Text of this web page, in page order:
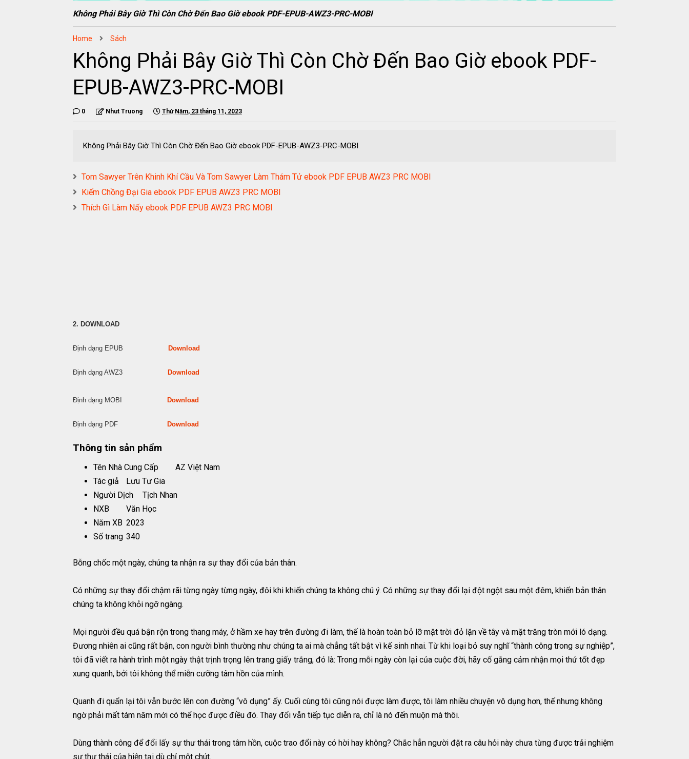
Không Phải Bây Giờ Thì Còn Chờ Đến Bao Giờ ebook PDF-EPUB-AWZ3-PRC-MOBI
Home Sách
Không Phải Bây Giờ Thì Còn Chờ Đến Bao Giờ ebook PDF-
EPUB-AWZ3-PRC-MOBI
0 Nhut Truong Thứ Năm, 23 tháng 11, 2023
Không Phải Bây Giờ Thì Còn Chờ Đến Bao Giờ ebook PDF-EPUB-AWZ3-PRC-MOBI
Tom Sawyer Trên Khinh Khí Cầu Và Tom Sawyer Làm Thám Tử ebook PDF EPUB AWZ3 PRC MOBI
Kiếm Chồng Đại Gia ebook PDF EPUB AWZ3 PRC MOBI
Thích Gì Làm Nấy ebook PDF EPUB AWZ3 PRC MOBI
2. DOWNLOAD
Định dạng EPUB Download
Định dạng AWZ3 Download
Định dạng MOBI Download
Định dạng PDF Download
Thông tin sản phẩm
Tên Nhà Cung Cấp
AZ Việt Nam
Tác giả
Lưu Tư Gia
Người Dịch
Tịch Nhan
NXB
Văn Học
Năm XB 2023
Số trang 340
Bỗng chốc một ngày, chúng ta nhận ra sự thay đổi của bản thân.
Có những sự thay đổi chậm rãi từng ngày từng ngày, đôi khi khiến chúng ta không chú ý. Có những sự thay đổi lại đột ngột sau một đêm, khiến bản thân
chúng ta không khỏi ngỡ ngàng.
Mọi người đều quá bận rộn trong thang máy, ở hầm xe hay trên đường đi làm, thế là hoàn toàn bỏ lỡ mặt trời đỏ lặn về tây và mặt trăng tròn mới ló dạng.
Đương nhiên ai cũng rất bận, con người bình thường như chúng ta ai mà chẳng tất bật vì kế sinh nhai. Từ khi loại bỏ suy nghĩ “thành công trong sự nghiệp”,
tôi đã viết ra hành trình một ngày thật trịnh trọng lên trang giấy trắng, đó là: Trong mỗi ngày còn lại của cuộc đời, hãy cố gắng cảm nhận mọi thứ tốt đẹp
xung quanh, bởi tôi không thể miễn cưỡng tâm hồn của mình.
Quanh đi quẩn lại tôi vẫn bước lên con đường “vô dụng” ấy. Cuối cùng tôi cũng nói được làm được, tôi làm nhiều chuyện vô dụng hơn, thế nhưng không
ngờ phải mất tám năm mới có thể học được điều đó. Thay đổi vẫn tiếp tục diễn ra, chỉ là nó đến muộn mà thôi.
Dùng thành công để đổi lấy sự thư thái trong tâm hồn, cuộc trao đổi này có hời hay không? Chắc hẳn người đặt ra câu hỏi này chưa từng được trải nghiệm
sự thư thái của hiện tại dù chỉ một chút.